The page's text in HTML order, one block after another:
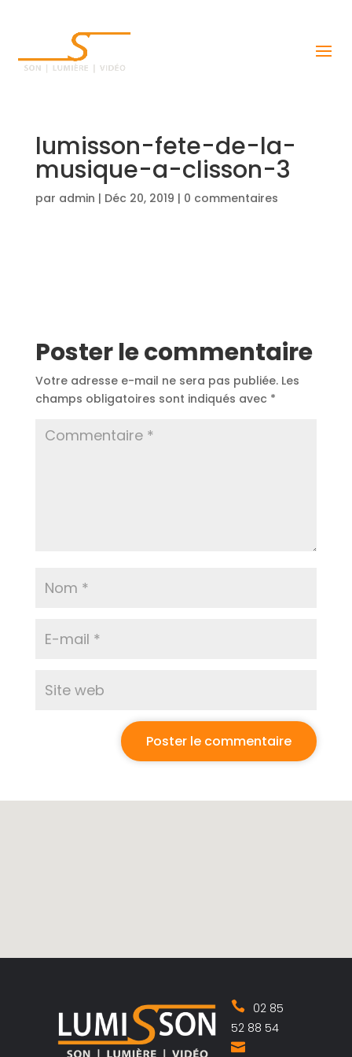
lumisson-fete-de-la-
musique-a-clisson-3
par admin | Déc 20, 2019 | 0 commentaires
Poster le commentaire
Votre adresse e-mail ne sera pas publiée. Les
champs obligatoires sont indiqués avec *
02 85
52 88 54